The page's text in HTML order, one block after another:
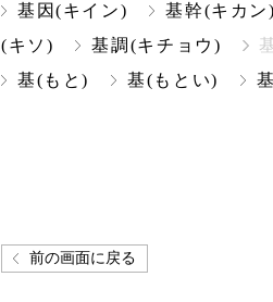
基因(キイン)
基幹(キカン)
(キソ)
基調(キチョウ)
基(もと)
基(もとい)
前の画面に戻る